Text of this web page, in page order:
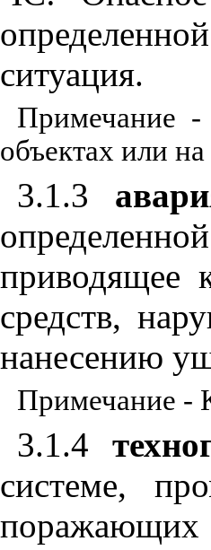
ситуация.
Примечание
объектах или
3.1.3
приводящее
средств,
нанесению
Примечание -
3.1.4
системе,
поражающих